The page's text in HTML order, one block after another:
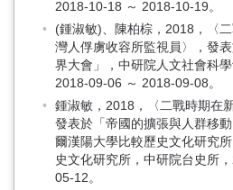
2018-10-18 ～ 2018-10-19。
(鍾淑敏)、陳柏棕，2018，〈
灣人俘虜收容所監視員〉，發
界大會」，中研院人文社會科
2018-09-06 ～ 2018-09-08。
鍾淑敏，2018，〈二戰時期在
發表於「帝國的擴張與人群移
爾漢陽大學比較歷史文化研究
史文化研究所，中研院台史所
05-12。